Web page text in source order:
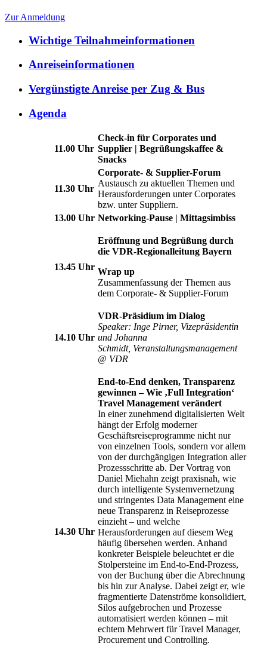
Zur Anmeldung
Wichtige Teilnahmeinformationen
Anreiseinformationen
Vergünstigte Anreise per Zug & Bus
Agenda
11.00 Uhr
Check-in für Corporates und
Supplier | Begrüßungskaffee &
Snacks
11.30 Uhr
Corporate- & Supplier-Forum
Austausch zu aktuellen Themen und
Herausforderungen unter Corporates
bzw. unter Suppliern.
13.00 Uhr Networking-Pause | Mittagsimbiss
13.45 Uhr
Eröffnung und Begrüßung durch
die VDR-Regionalleitung Bayern
Wrap up
Zusammenfassung der Themen aus
dem Corporate- & Supplier-Forum
14.10 Uhr
VDR-Präsidium im Dialog
Speaker: Inge Pirner, Vizepräsidentin
und Johanna
Schmidt, Veranstaltungsmanagement
@ VDR
14.30 Uhr
End-to-End denken, Transparenz
gewinnen – Wie ‚Full Integration‘
Travel Management verändert
In einer zunehmend digitalisierten Welt
hängt der Erfolg moderner
Geschäftsreiseprogramme nicht nur
von einzelnen Tools, sondern vor allem
von der durchgängigen Integration aller
Prozessschritte ab. Der Vortrag von
Daniel Miehahn zeigt praxisnah, wie
durch intelligente Systemvernetzung
und stringentes Data Management eine
neue Transparenz in Reiseprozesse
einzieht – und welche
Herausforderungen auf diesem Weg
häufig übersehen werden. Anhand
konkreter Beispiele beleuchtet er die
Stolpersteine im End-to-End-Prozess,
von der Buchung über die Abrechnung
bis hin zur Analyse. Dabei zeigt er, wie
fragmentierte Datenströme konsolidiert,
Silos aufgebrochen und Prozesse
automatisiert werden können – mit
echtem Mehrwert für Travel Manager,
Procurement und Controlling.